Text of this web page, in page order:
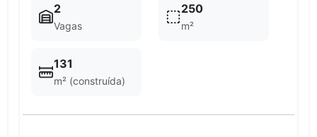
2
Vagas
250
m²
131
m² (construída)